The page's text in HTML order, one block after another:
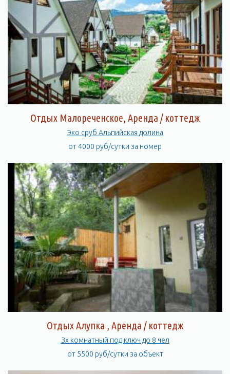
Отдых Малореченское, Аренда / коттедж
Эко сруб Альпийская долина
от 4000 руб/сутки за номер
Отдых Алупка , Аренда / коттедж
Зх комнатный под ключ до 8 чел
от 5500 руб/сутки за объект